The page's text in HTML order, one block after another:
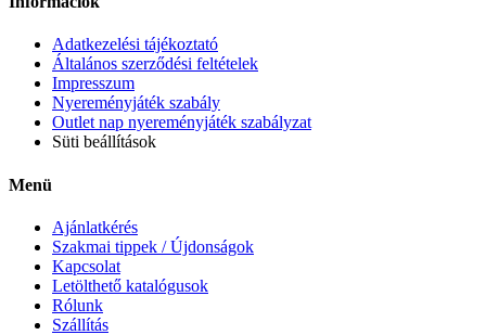
Adatkezelési tájékoztató
Általános szerződési feltételek
Impresszum
Nyereményjáték szabály
Outlet nap nyereményjáték szabályzat
Süti beállítások
Menü
Ajánlatkérés
Szakmai tippek / Újdonságok
Kapcsolat
Letölthető katalógusok
Rólunk
Szállítás